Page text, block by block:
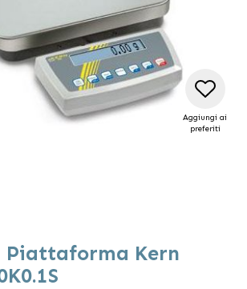
Aggiungi ai
preferiti
Piattaforma Kern